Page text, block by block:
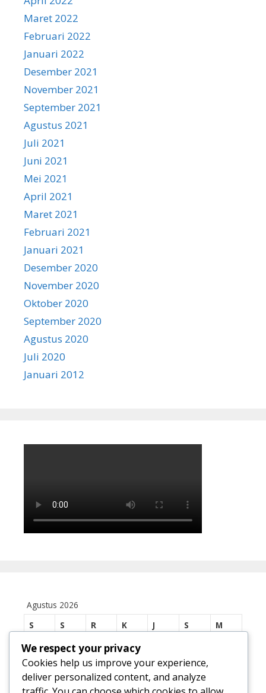
Maret 2022
Februari 2022
Januari 2022
Desember 2021
November 2021
September 2021
Agustus 2021
Juli 2021
Juni 2021
Mei 2021
April 2021
Maret 2021
Februari 2021
Januari 2021
Desember 2020
November 2020
Oktober 2020
September 2020
Agustus 2020
Juli 2020
Januari 2012
Agustus 2026
S
S R K J S
M
3
4 5 6 8
We respect your privacy
Cookies help us improve your experience,
deliver personalized content, and analyze